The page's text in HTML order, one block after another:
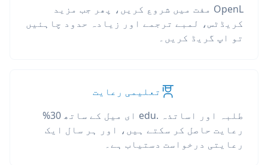
OpenL مفت میں شروع کریں، پھر جب مزید
کریڈٹس، لمبے ترجمے اور زیادہ حدود چاہئیں
تو اپ گریڈ کریں۔
تعلیمی رعایت
طلبہ اور اساتذہ .edu ای میل کے ساتھ 30%
رعایت حاصل کر سکتے ہیں، اور ہر سال ایک
رعایتی درخواست دستیاب ہے۔